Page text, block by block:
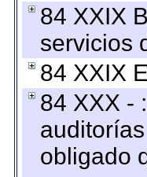
84 XXIX
servicios
84 XXIX
84 XXX -
obligado